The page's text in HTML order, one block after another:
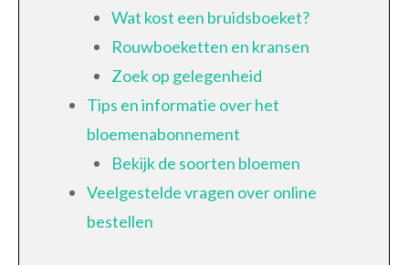
Wat kost een bruidsboeket?
Rouwboeketten en kransen
Zoek op gelegenheid
Tips en informatie over het
bloemenabonnement
Bekijk de soorten bloemen
Veelgestelde vragen over online
bestellen